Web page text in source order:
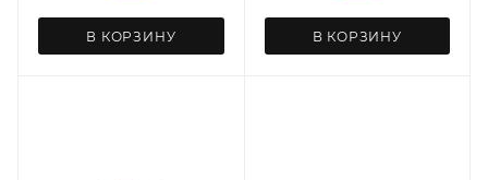
В КОРЗИНУ В КОРЗИНУ